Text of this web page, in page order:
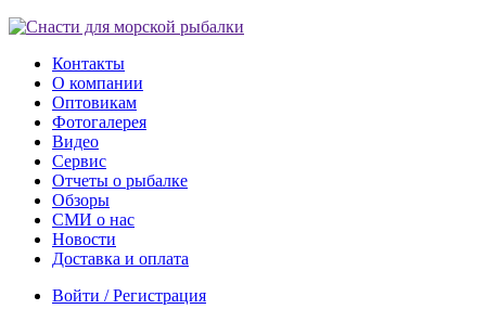
Контакты
О компании
Оптовикам
Фотогалерея
Видео
Сервис
Отчеты о рыбалке
Обзоры
СМИ о нас
Новости
Доставка и оплата
Войти / Регистрация